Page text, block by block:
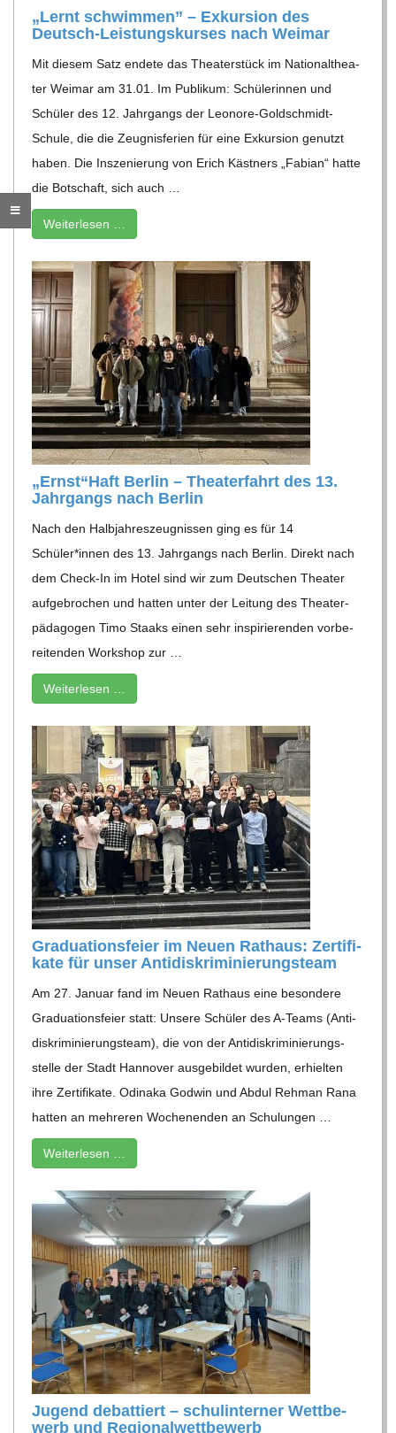
D
T
S
C
H
U
L
E
„Lernt schwim­men” – Exkur­sion des
Deutsch-Leis­­tungs­­­kur­­ses nach Weimar
Mit die­sem Satz endete das Thea­ter­stück im Natio­nal­thea­
ter Wei­mar am 31.01. Im Publi­kum: Schü­le­rin­nen und
Schü­ler des 12. Jahr­gangs der Leo­nore-Gold­schmidt-
Schule, die die Zeug­nis­fe­rien für eine Exkur­sion genutzt
haben. Die Insze­nie­rung von Erich Käst­ners „Fabian“ hatte
die Bot­schaft, sich auch …
Wei­ter­le­sen …
„Ernst“Haft Ber­lin – Thea­ter­fahrt des 13.
Jahr­gangs nach Berlin
Nach den Halb­jah­res­zeug­nis­sen ging es für 14
Schüler*innen des 13. Jahr­gangs nach Ber­lin. Direkt nach
dem Check-In im Hotel sind wir zum Deut­schen Thea­ter
auf­ge­bro­chen und hat­ten unter der Lei­tung des Thea­ter­
päd­ago­gen Timo Staaks einen sehr inspi­rie­ren­den vor­be­
rei­ten­den Work­shop zur …
Wei­ter­le­sen …
Gra­dua­ti­ons­feier im Neuen Rat­haus: Zer­ti­fi­
kate für unser Antidiskriminierungsteam
Am 27. Januar fand im Neuen Rat­haus eine beson­dere
Gra­dua­ti­ons­feier statt: Unsere Schü­ler des A‑Teams (Anti­
dis­kri­mi­nie­rungs­team), die von der Anti­dis­kri­mi­nie­rungs­
stelle der Stadt Han­no­ver aus­ge­bil­det wur­den, erhiel­ten
ihre Zer­ti­fi­kate. Odi­naka God­win und Abdul Reh­man Rana
hat­ten an meh­re­ren Wochen­en­den an Schu­lun­gen …
Wei­ter­le­sen …
Jugend debat­tiert – schul­in­ter­ner Wett­be­
werb und Regionalwettbewerb